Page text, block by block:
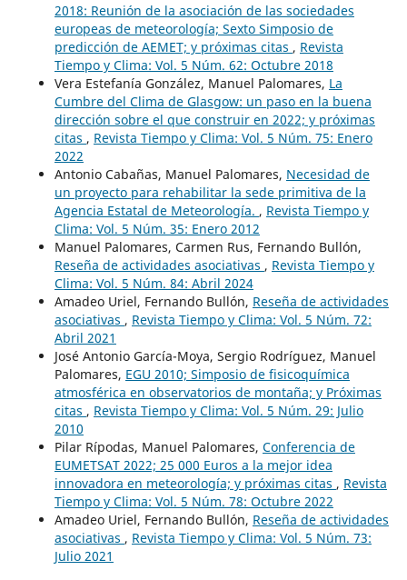
2018: Reunión de la asociación de las sociedades
europeas de meteorología; Sexto Simposio de
predicción de AEMET; y próximas citas , Revista
Tiempo y Clima: Vol. 5 Núm. 62: Octubre 2018
Vera Estefanía González, Manuel Palomares, La
Cumbre del Clima de Glasgow: un paso en la buena
dirección sobre el que construir en 2022; y próximas
citas , Revista Tiempo y Clima: Vol. 5 Núm. 75: Enero
2022
Antonio Cabañas, Manuel Palomares, Necesidad de
un proyecto para rehabilitar la sede primitiva de la
Agencia Estatal de Meteorología. , Revista Tiempo y
Clima: Vol. 5 Núm. 35: Enero 2012
Manuel Palomares, Carmen Rus, Fernando Bullón,
Reseña de actividades asociativas , Revista Tiempo y
Clima: Vol. 5 Núm. 84: Abril 2024
Amadeo Uriel, Fernando Bullón, Reseña de actividades
asociativas , Revista Tiempo y Clima: Vol. 5 Núm. 72:
Abril 2021
José Antonio García-Moya, Sergio Rodríguez, Manuel
Palomares, EGU 2010; Simposio de fisicoquímica
atmosférica en observatorios de montaña; y Próximas
citas , Revista Tiempo y Clima: Vol. 5 Núm. 29: Julio
2010
Pilar Rípodas, Manuel Palomares, Conferencia de
EUMETSAT 2022; 25 000 Euros a la mejor idea
innovadora en meteorología; y próximas citas , Revista
Tiempo y Clima: Vol. 5 Núm. 78: Octubre 2022
Amadeo Uriel, Fernando Bullón, Reseña de actividades
asociativas , Revista Tiempo y Clima: Vol. 5 Núm. 73:
Julio 2021